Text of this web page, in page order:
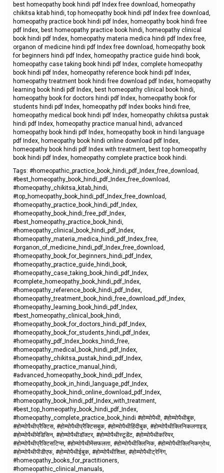
best homeopathy book hindi pdf Index free download, homeopathy
chikitsa kitab hindi, top homeopathy book hindi pdf Index free download,
homeopathy practice book hindi pdf Index, homeopathy book hindi free
pdf Index, best homeopathy practice book hindi, homeopathy clinical
book hindi pdf Index, homeopathy materia medica hindi pdf Index free,
organon of medicine hindi pdf Index free download, homeopathy book
for beginners hindi pdf Index, homeopathy practice guide hindi book,
homeopathy case taking book hindi pdf Index, complete homeopathy
book hindi pdf Index, homeopathy reference book hindi pdf Index,
homeopathy treatment book hindi free download pdf Index, homeopathy
learning book hindi pdf Index, best homeopathy clinical book hindi,
homeopathy book for doctors hindi pdf Index, homeopathy book for
students hindi pdf Index, homeopathy pdf Index books hindi free,
homeopathy medical book hindi pdf Index, homeopathy chikitsa pustak
hindi pdf Index, homeopathy practice manual hindi, advanced
homeopathy book hindi pdf Index, homeopathy book in hindi language
pdf Index, homeopathy book hindi online download pdf Index,
homeopathy book hindi pdf Index with treatment, best top homeopathy
book hindi pdf Index, homeopathy complete practice book hindi.
Tags: #homeopathic_practice_book_hindi_pdf_Index_free_download,
#best_homeopathy_book_hindi_pdf_Index_free_download,
#homeopathy_chikitsa_kitab_hindi,
#top_homeopathy_book_hindi_pdf_Index_free_download,
#homeopathy_practice_book_hindi_pdf_Index,
#homeopathy_book_hindi_free_pdf_Index,
#best_homeopathy_practice_book_hindi,
#homeopathy_clinical_book_hindi_pdf_Index,
#homeopathy_materia_medica_hindi_pdf_Index_free,
#organon_of_medicine_hindi_pdf_Index_free_download,
#homeopathy_book_for_beginners_hindi_pdf_Index,
#homeopathy_practice_guide_hindi_book,
#homeopathy_case_taking_book_hindi_pdf_Index,
#complete_homeopathy_book_hindi_pdf_Index,
#homeopathy_reference_book_hindi_pdf_Index,
#homeopathy_treatment_book_hindi_free_download_pdf_Index,
#homeopathy_learning_book_hindi_pdf_Index,
#best_homeopathy_clinical_book_hindi,
#homeopathy_book_for_doctors_hindi_pdf_Index,
#homeopathy_book_for_students_hindi_pdf_Index,
#homeopathy_pdf_Index_books_hindi_free,
#homeopathy_medical_book_hindi_pdf_Index,
#homeopathy_chikitsa_pustak_hindi_pdf_Index,
#homeopathy_practice_manual_hindi,
#advanced_homeopathy_book_hindi_pdf_Index,
#homeopathy_book_in_hindi_language_pdf_Index,
#homeopathy_book_hindi_online_download_pdf_Index,
#homeopathy_book_hindi_pdf_Index_with_treatment,
#best_top_homeopathy_book_hindi_pdf_Index,
#homeopathy_complete_practice_book_hindi #होम्योपैथी, #होम्योपैथीबुक,
#होम्योपैथीप्रैक्टिस, #होम्योपैथीप्रैक्टिसबुक, #होम्योपैथीहिंदीबुक, #होम्योपैथीक्लिनिकलगाइड,
#होम्योपैथीमेडिसिन, #होम्योपैथीडॉक्टर, #होम्योपैथीस्टूडेंट, #होम्योपैथीकरियर,
#होम्योपैथीप्रैक्टिसटिप्स, #होम्योपैथीमेंसफलता, #होम्योपैथीक्लिनिक, #होम्योपैथीक्लिनिकग्रोथ,
#होम्योपैथीपीडीएफ, #होम्योपैथीईबुक, #होम्योपैथीशिक्षा, #होम्योपैथीट्रेनिंग,
#homeopathy_books_for_practitioners,
#homeopathic_clinical_manuals,